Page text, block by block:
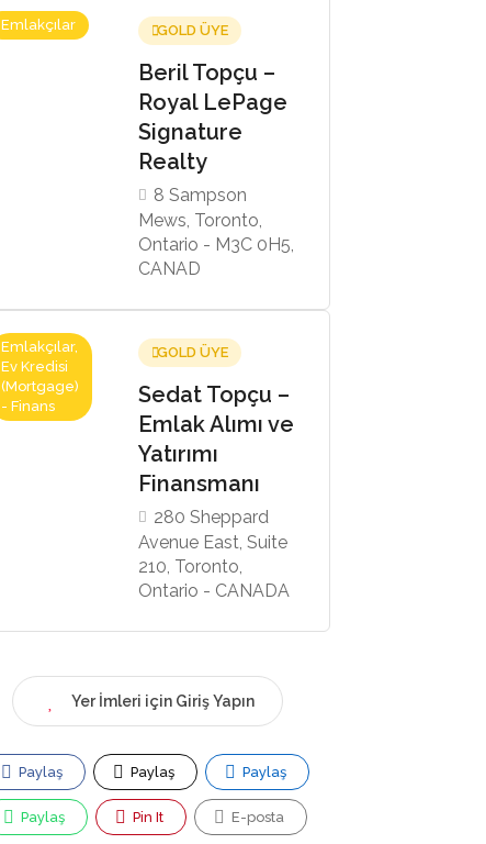
Emlakçılar GOLD ÜYE
Beril Topçu –
Royal LePage
Signature
Realty
8 Sampson
Mews, Toronto,
Ontario - M3C 0H5,
CANAD
Emlakçılar,
Ev Kredisi
(Mortgage)
- Finans
GOLD ÜYE
Sedat Topçu –
Emlak Alımı ve
Yatırımı
Finansmanı
280 Sheppard
Avenue East, Suite
210, Toronto,
Ontario - CANADA
Yer İmleri için Giriş Yapın
Paylaş Paylaş Paylaş
Paylaş Pin It E-posta